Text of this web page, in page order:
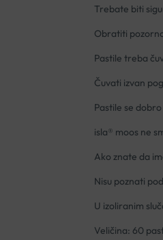
Trebate biti
Obratiti
Pastile treba
Čuvati izvan
Pastile se
isla® moos ne
Ako znate da
Nisu poznati
U izoliranim
Veličina: 60